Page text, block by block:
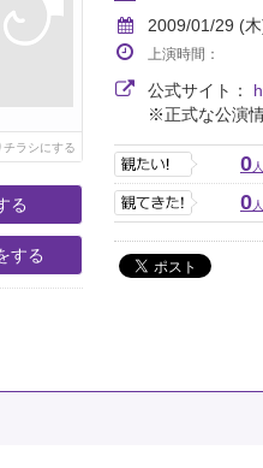
チラシにする
る
する
2009/01/29 (
上演時間：
公式サイト：
※正式な公演
0人
0人